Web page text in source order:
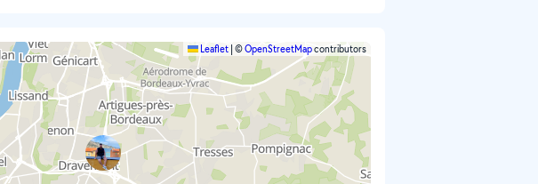
Leaflet ©OpenStreetMapcontributors